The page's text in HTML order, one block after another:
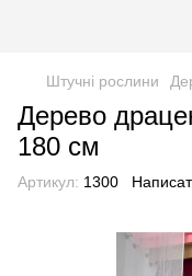
Штучні рослини
Дерево
180 см
Артикул: 1300